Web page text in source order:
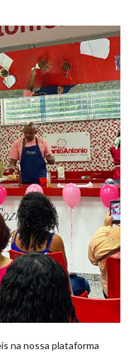
na nossa plataforma